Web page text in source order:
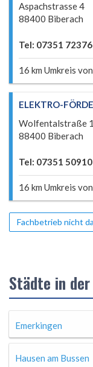
Aspachstrasse 4
88400 Biberach
Tel: 07351 72376
16 km Umkreis
ELEKTRO-
Wolfentalstraße
88400 Biberach
Tel: 07351 50910
16 km Umkreis
Fachbetrieb nicht
Städte in
Emerkingen
Hausen am Bussen